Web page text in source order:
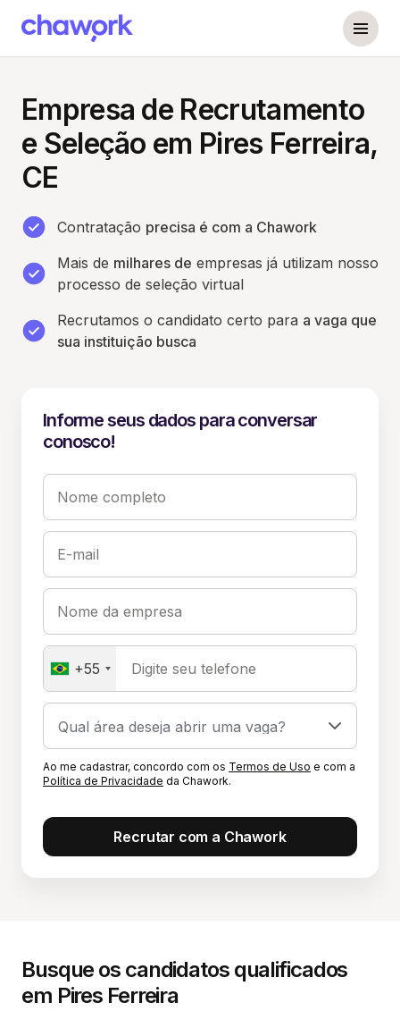
Empresa de Recrutamento
e Seleção em Pires Ferreira,
CE
Contratação precisa é com a Chawork
Mais de milhares de empresas já utilizam nosso
processo de seleção virtual
Recrutamos o candidato certo para a vaga que
sua instituição busca
Informe seus dados para conversar
conosco!
Nome completo
E-mail
Nome da empresa
+55 Digite seu telefone
Ao me cadastrar, concordo com os Termos de Uso e com a
Política de Privacidade da Chawork.
Recrutar com a Chawork
Busque os candidatos qualificados
em Pires Ferreira